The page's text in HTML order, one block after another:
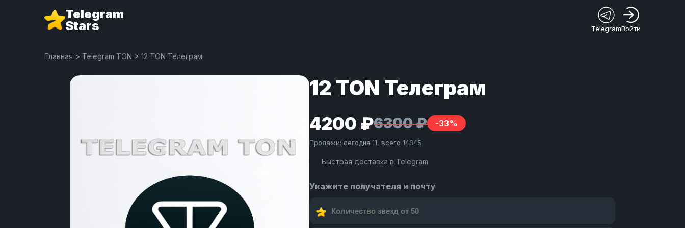
Telegram
Stars TelegramВойти
Главная > Telegram TON > 12 TON Телеграм
12 TON Телеграм
4200 ₽6300 ₽ -33%
Продажи: сегодня 11, всего 14345
Быстрая доставка в Telegram
Укажите получателя и почту